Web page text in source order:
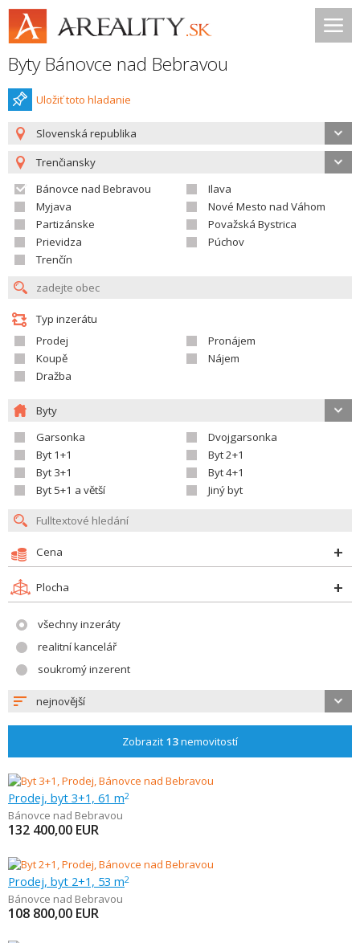
Byty Bánovce nad Bebravou
Uložiť toto hladanie
Slovenská republika
Trenčiansky
Bánovce nad Bebravou
Ilava
Myjava
Nové Mesto nad Váhom
Partizánske
Považská Bystrica
Prievidza
Púchov
Trenčín
Typ inzerátu
Prodej
Pronájem
Koupě
Nájem
Dražba
Byty
Garsonka
Dvojgarsonka
Byt 1+1
Byt 2+1
Byt 3+1
Byt 4+1
Byt 5+1 a větší
Jiný byt
Cena
Plocha
všechny inzeráty
realitní kancelář
soukromý inzerent
nejnovější
Zobrazit 13nemovitostí
Prodej, byt 3+1, 61 m2
Bánovce nad Bebravou
132 400,00 EUR
Prodej, byt 2+1, 53 m2
Bánovce nad Bebravou
108 800,00 EUR